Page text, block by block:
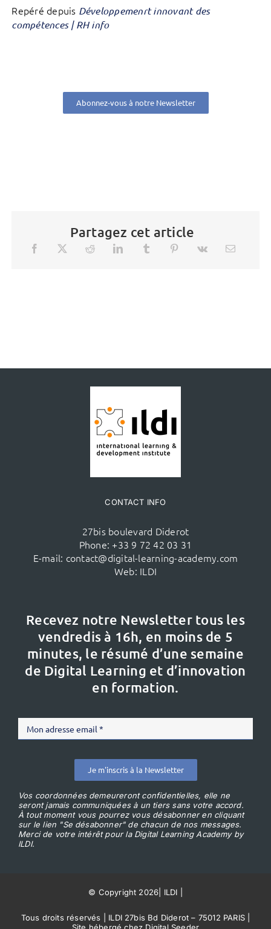
Repéré depuis Développemenrt innovant des
compétences | RH info
Abonnez-vous à notre Newsletter
Partagez cet article
CONTACT INFO
27bis boulevard Diderot
Phone: +33 9 72 42 03 31
E-mail: contact@digital-learning-academy.com
Web: ILDI
Recevez notre Newsletter tous les
vendredis à 16h, en moins de 5
minutes, le résumé d’une semaine
de Digital Learning et d’innovation
en formation.
Je m'inscris à la Newsletter
Vos coordonnées demeureront confidentielles, elle ne
seront jamais communiquées à un tiers sans votre accord.
À tout moment vous pourrez vous désabonner en cliquant
sur le lien "Se désabonner" de chacun de nos messages.
Merci de votre intérêt pour la Digital Learning Academy by
ILDI.
© Copyright 2026 ILDI
Tous droits réservés | ILDI 27bis Bd Diderot – 75012 PARIS |